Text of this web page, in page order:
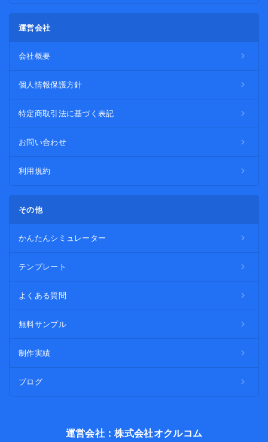
運営会社：株式会社オクルコム
運営会社
会社概要
個人情報保護方針
特定商取引法に基づく表記
お問い合わせ
利用規約
その他
かんたんシミュレーター
テンプレート
よくある質問
無料サンプル
制作実績
ブログ